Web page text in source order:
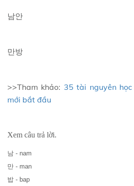
남안
만방
>>Tham khảo: 35 tài nguyên
mới bắt đầu
Xem câu trả lời.
남 - nam
만 - man
밥 - bap